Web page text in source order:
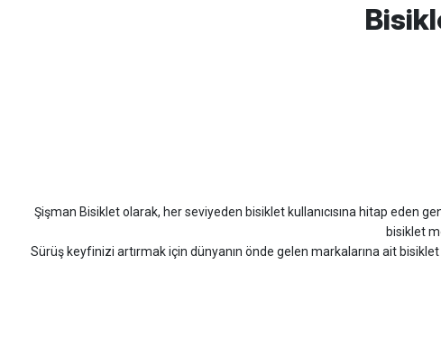
Uygun olursa alacağım
Hüseyin Akıncı | 14/07/2026
Şişman Bisiklet olarak, her seviyeden bisiklet kullanıcısına hitap eden
bisiklet
Sürüş keyfinizi artırmak için dünyanın önde gelen markalarına ait
Hızlı kargo, güvenli ödeme seçenekleri, satış sonrası